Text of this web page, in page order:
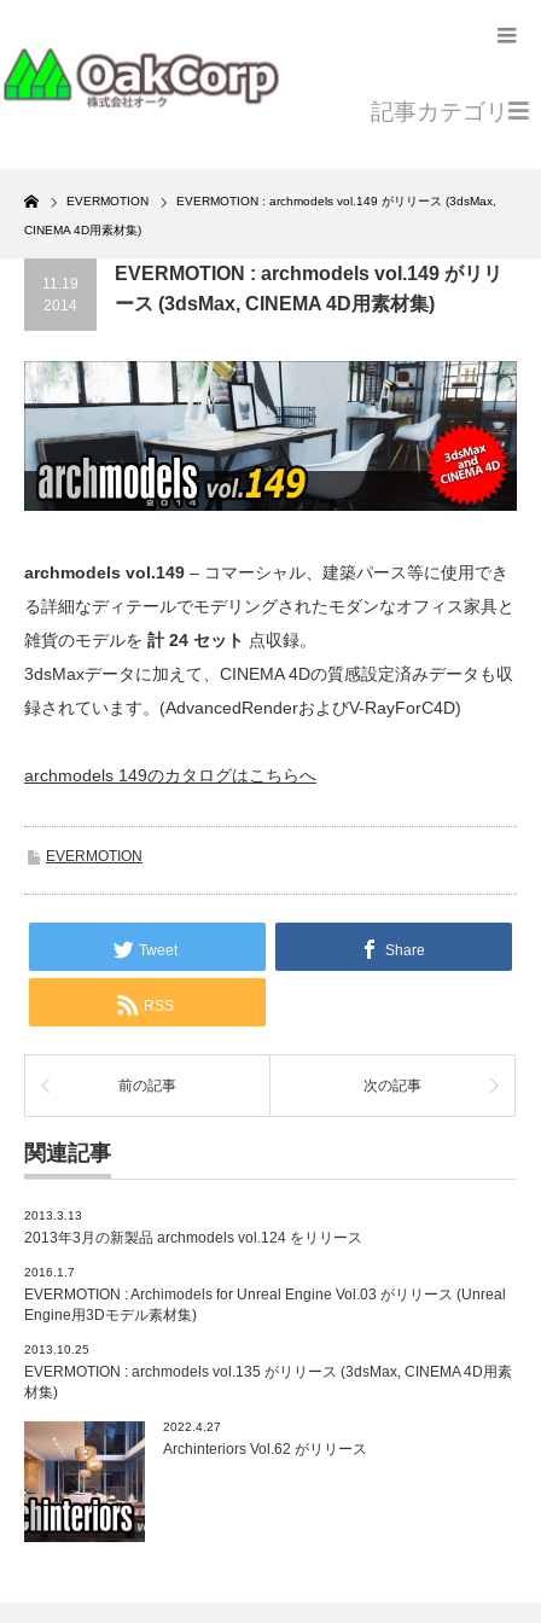
Home
EVERMOTION EVERMOTION : archmodels vol.149 がリリース (3dsMax,
CINEMA 4D用素材集)
記事カテゴリ
11.19
2014
EVERMOTION : archmodels vol.149 がリリ
ース (3dsMax, CINEMA 4D用素材集)
archmodels vol.149 – コマーシャル、建築パース等に使用でき
る詳細なディテールでモデリングされたモダンなオフィス家具と
雑貨のモデルを 計 24 セット 点収録。
3dsMaxデータに加えて、CINEMA 4Dの質感設定済みデータも収
録されています。(AdvancedRenderおよびV-RayForC4D)
archmodels 149のカタログはこちらへ
EVERMOTION
Tweet Share
RSS
前の記事 次の記事
関連記事
2013.3.13
2013年3月の新製品 archmodels vol.124 をリリース
2016.1.7
EVERMOTION : Archimodels for Unreal Engine Vol.03 がリリース (Unreal
Engine用3Dモデル素材集)
2013.10.25
EVERMOTION : archmodels vol.135 がリリース (3dsMax, CINEMA 4D用素
材集)
2022.4.27
Archinteriors Vol.62 がリリース